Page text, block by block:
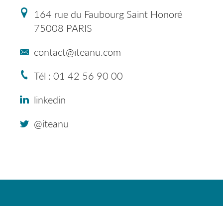
164 rue du Faubourg Saint Honoré
75008 PARIS
contact@iteanu.com
Tél : 01 42 56 90 00
linkedin
@iteanu